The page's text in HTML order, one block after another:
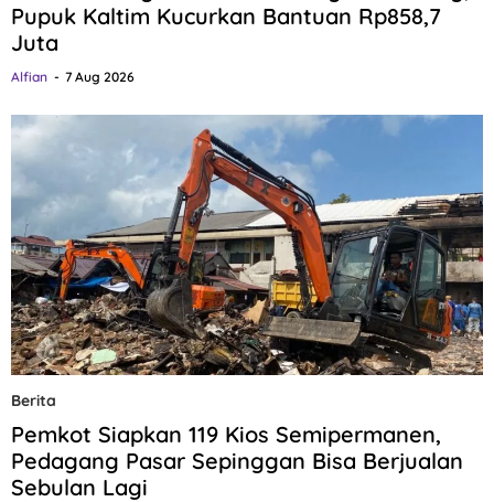
Pupuk Kaltim Kucurkan Bantuan Rp858,7
Juta
Alfian 7 Aug 2026
Berita
Pemkot Siapkan 119 Kios Semipermanen,
Pedagang Pasar Sepinggan Bisa Berjualan
Sebulan Lagi